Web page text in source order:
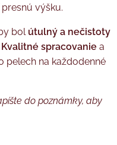
výšku.
bol útulný a nečistoty
Kvalitné spracovanie a
pelech na každodenné
do poznámky, aby